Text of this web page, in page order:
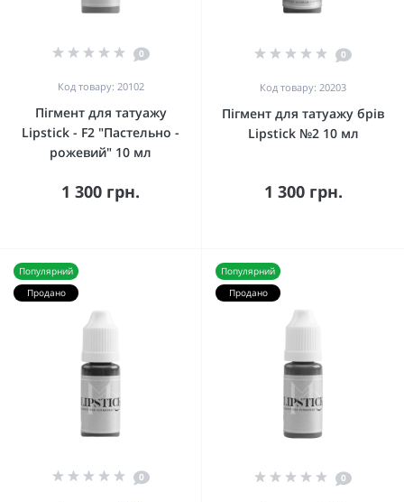
0
Код товару: 20102
Пігмент для татуажу
Lipstick - F2 "Пастельно -
рожевий" 10 мл
1 300 грн.
0
Код товару: 20203
Пігмент для татуажу брів
Lipstick №2 10 мл
1 300 грн.
Популярний
Продано
0
Популярний
Продано
0